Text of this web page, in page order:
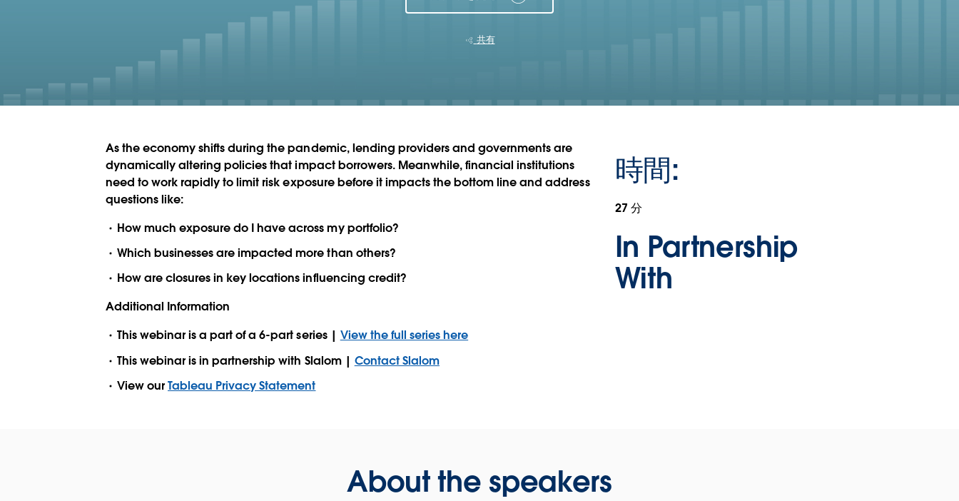
共有
As the economy shifts during the pandemic, lending providers and governments are
dynamically altering policies that impact borrowers. Meanwhile, financial institutions
need to work rapidly to limit risk exposure before it impacts the bottom line and address
questions like:
How much exposure do I have across my portfolio?
Which businesses are impacted more than others?
How are closures in key locations influencing credit?
Additional Information
This webinar is a part of a 6-part series | View the full series here
This webinar is in partnership with Slalom | Contact Slalom
View ourTableau Privacy Statement
時間:
27 分
In Partnership
With
About the speakers